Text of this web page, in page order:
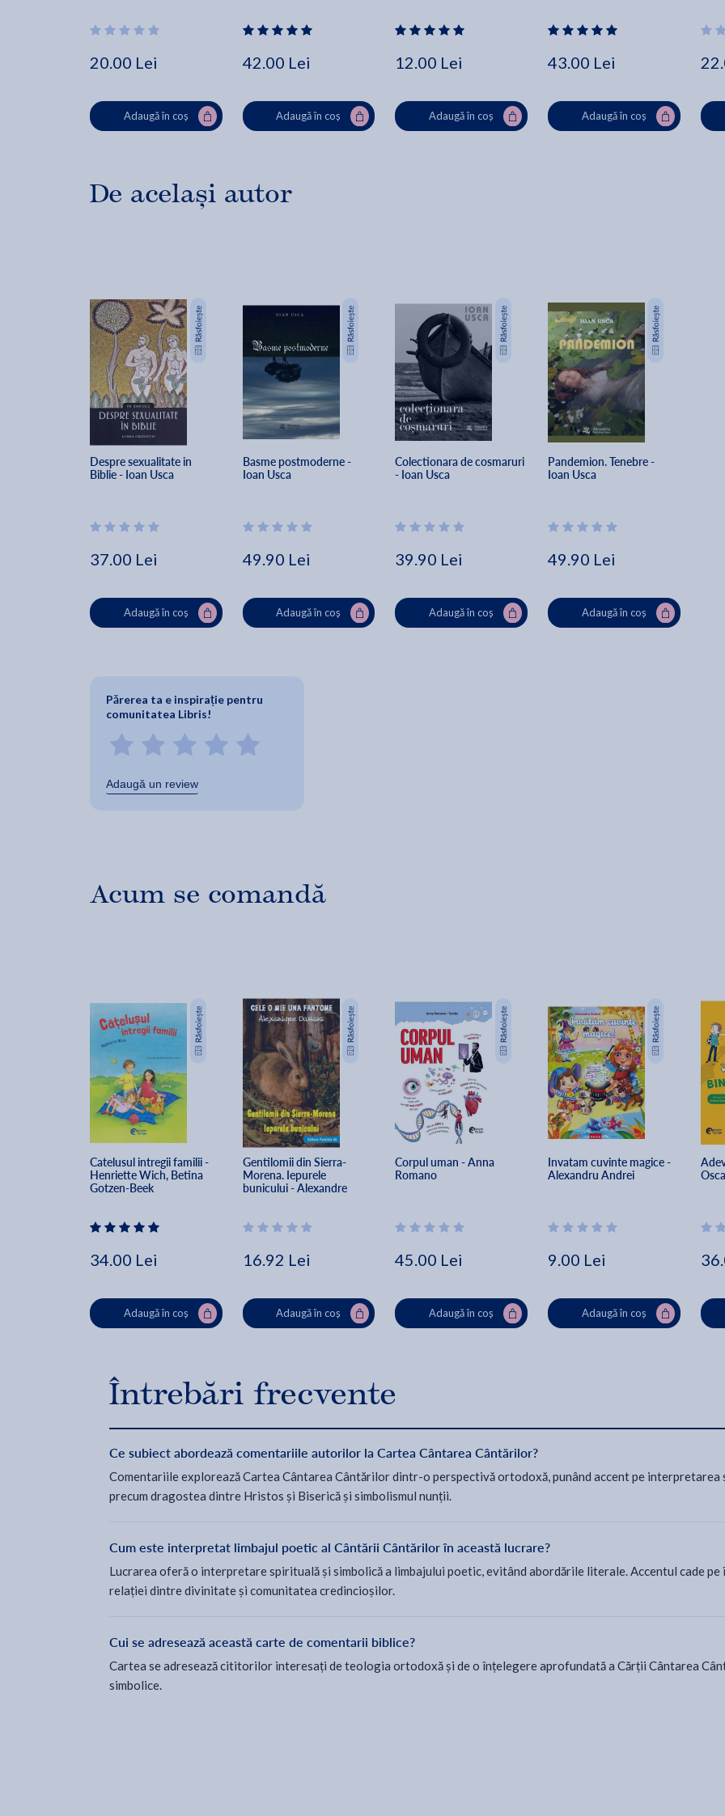
20.00 Lei
Adaugă în coș
42.00 Lei
Adaugă în coș
12.00 Lei
Adaugă în coș
43.00 Lei
Adaugă în coș
De același autor
Despre sexualitate in
Biblie - Ioan Usca
37.00 Lei
Adaugă în coș
Basme postmoderne -
Ioan Usca
49.90 Lei
Adaugă în coș
Colectionara de cosmaruri
- Ioan Usca
39.90 Lei
Adaugă în coș
Pandemion. Tenebre -
Ioan Usca
49.90 Lei
Adaugă în coș
Părerea ta e inspirație pentru
comunitatea Libris!
Adaugă un review
Acum se comandă
Catelusul intregii familii -
Henriette Wich, Betina
Gotzen-Beek
34.00 Lei
Adaugă în coș
Gentilomii din Sierra-
Morena. Iepurele
bunicului - Alexandre
16.92 Lei
Adaugă în coș
Corpul uman - Anna
Romano
45.00 Lei
Adaugă în coș
Invatam cuvinte magice -
Alexandru Andrei
9.00 Lei
Adaugă în coș
Întrebări frecvente
Ce subiect abordează comentariile autorilor la Cartea Cântarea Cântărilor?
Comentariile explorează Cartea Cântarea Cântărilor dintr-o perspectivă ortodoxă, punând accent pe interpretarea
precum dragostea dintre Hristos și Biserică și simbolismul nunții.
Cum este interpretat limbajul poetic al Cântării Cântărilor în această lucrare?
Lucrarea oferă o interpretare spirituală și simbolică a limbajului poetic, evitând abordările literale. Accentul cade
relației dintre divinitate și comunitatea credincioșilor.
Cui se adresează această carte de comentarii biblice?
Cartea se adresează cititorilor interesați de teologia ortodoxă și de o înțelegere aprofundată a Cărții Cântarea
simbolice.